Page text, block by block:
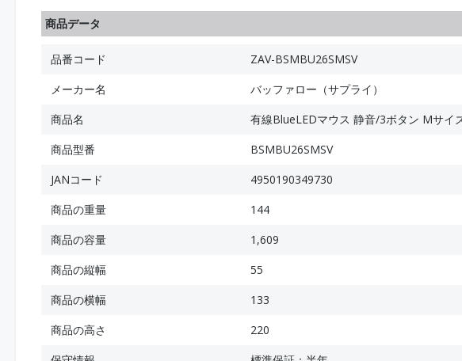
商品データ
品番コード
ZAV-BSMBU26SMSV
メーカー名
バッファロー（サプライ）
商品名
有線BlueLEDマウス 静音/3ボタン Mサイ
商品型番
BSMBU26SMSV
JANコード
4950190349730
商品の重量
144
商品の容量
1,609
商品の縦幅
55
商品の横幅
133
商品の高さ
220